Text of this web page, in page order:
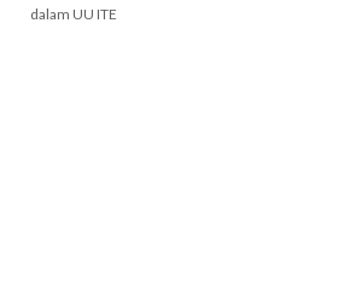
dalam UU ITE